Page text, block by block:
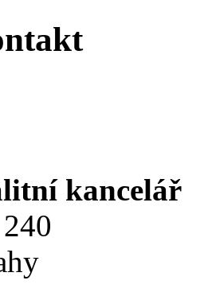
kancelář